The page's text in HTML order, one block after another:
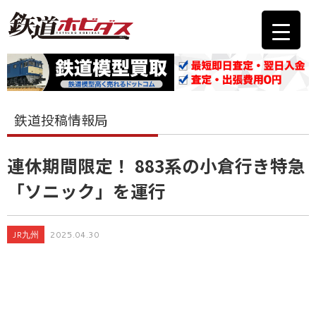
鉄道投稿情報局
連休期間限定！ 883系の小倉行き特急
「ソニック」を運行
JR九州 2025.04.30